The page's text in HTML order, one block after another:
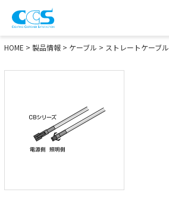
画像処理用の製品検索
HOME > 製品情報 > ケーブル > ストレートケーブル